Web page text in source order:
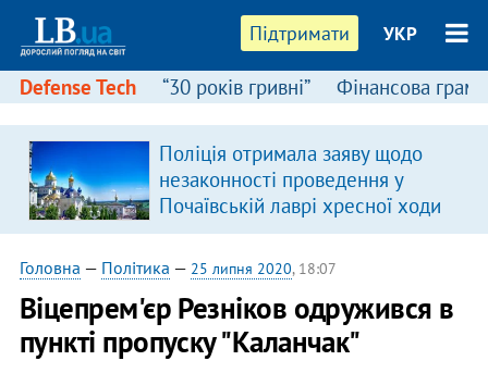
Підтримати УКР
Defense Tech “30 років гривні” Фінансова
Поліція отримала заяву щодо
незаконності проведення у
Почаївській лаврі хресної ходи
Головна — Політика — 25 липня 2020, 18:07
​Віцепрем'єр Резніков одружився в
пункті пропуску "Каланчак"